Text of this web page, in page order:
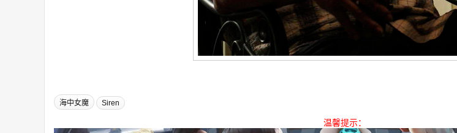
海中女魔 Siren
温馨提示：